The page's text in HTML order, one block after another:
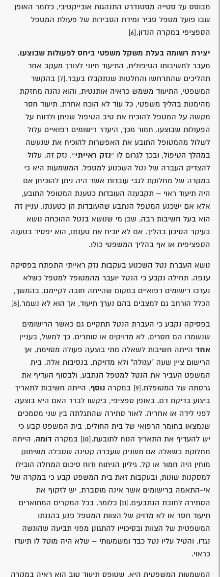
מבוסס על סטייה מסטנדרט התנהגות אובייקטיבי, כלומר האופן
שבו פועל מטפל סביר ומידת הסבירות של פעולת המטפל
הספציפי במקרה הנדון.[6]
יצירת רשומה בעלת משקל משפטי ביחס לפעולות שבוצעו.
מעבר לחשיבותו הטיפולית, התיעוד חיוני לצורך מעקב אחר
תהליכים שהתרחשו והחלטות שנתקבלו בעבר.[7]
בהקשר
המשפטי, התיעוד משמש כראיה אותנטית, והוא נהנה מחזקת
מהימנות בהליך משפטי, כל עוד לא הוכח אחרת. תיעוד חסר
מקשה על המטפל להוכיח את טיב הטיפול שניתן ולדווח על
הפעולות שבוצעו. חמור מכך, היעדר רישומים רפואיים עלול
לשלול מהמטופל התובע את האפשרות להוכיח את שנעשה
במהלך הטיפול, ובכך לגרום לו ״נזק ראייתי״. נזק זה, עלול
להצדיק העברה של נטל השכנוע למטפל. המשמעות היא כי
במקרה של מחלוקת לגבי עובדות אשר היה ניתן להוכיחן אם
היה תיעוד ראוי – תקבענה העובדות כטענת המטופל התובע,
אלא אם ישכנע המטפל הנתבע שהעובדות הן כטענתו. עניין זה
הוא בעל חשיבות רבה, שכן מי שנושא בנטל ההוכחה נושא
בעיקר הסיכון בהליך. אם לא יוכיח את טענתו, הוא יפסיד בטענה
הספציפית או אף בהליך המשפטי כולו.
נושא העברת נטל השכנוע בעקבות נזק ראייתי התפתח בפסיקה
ענפה. תחילה נקבע כי הנטל יועבר מהמטופל למטפל כשלא
נערכו רישומים רפואיים במקום שהייתה חובה לקיימם. בהמשך,
הכלל הורחב גם למצבים בהם נערך תיעוד, אך הוא לא נשמר.[8]
בפסיקה נקבע כי העברת הנטל תתקיים גם כאשר הרישומים
שנשמרו הם חסרים, לא מדויקים או סותרים. כך למשל, בעניין
אחד הייתה חשיבות לשאלה מתי בוצעה פעולה מסוימת, אך
הרישום ציין שעה "עגולה" ולא מדויקת. בנסיבות אלה, בית
המשפט העביר את הנטל למטפל הנתבע, ולבסוף העדיף את
גרסתה של המטופלת.[9] במקרה נוסף, הייתה חשיבות לתאריך
ביצוע בדיקת דם. באופן ספציפי, ביקשו לברר האם היא בוצעה
לפני לידה או אחריה. לאור סתירה שהתגלתה בין שני מסמכים
שנמצאו בחומר הרפואי של בית החולים, בית המשפט קבע כי
יש להעדיף את התאריך הנוח לתובעת.[10] במקרה דומה, הייתה
מחלוקת בשאלה אם תשניק שעברה קטינה שסבלה משיתוק
מוחין היה חמור או קל. גיליון הניתוח ודוח סיכום המחלה הובילו
למסקנות שונות, ובעקבות זאת בית המשפט קבע כי במקרה של
אי-התאמה ברישומים אשר אינה מוסברת, יש לזקוף את
הסתירה לחובת הנתבעים.[11]
כלומר, בכל המקרים המתוארים
תיעוד חסר או לא מדויק של הצוות המטפל פגע בהגנתו
המשפטית של הצוות ובסיכוייו להתגונן מפני תביעה שהוגשה
נגדו, והטיל עליו נטל כבד ומשמעותי – שלא היה מוטל לו תיעדו
כראוי.
המשמעות המשפטית היא, שטופס תיעוד טוב הוא ראיה במקרה